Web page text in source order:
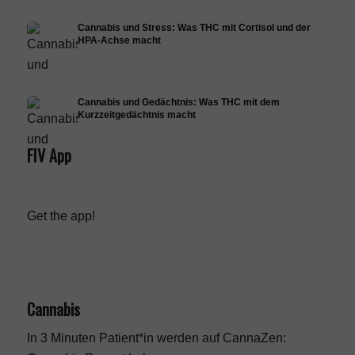
Cannabis und Stress: Was THC mit Cortisol und der
HPA-Achse macht
Cannabis und Gedächtnis: Was THC mit dem
Kurzzeitgedächtnis macht
FIV App
Get the app!
Cannabis
In 3 Minuten Patient*in werden auf CannaZen: